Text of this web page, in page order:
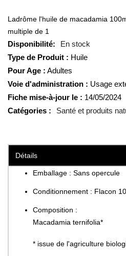
Ladrôme l'huile de macadamia
multiple de 1
En stock
Type de Produit : Huile
Pour Age : Adultes
Voie d'administration : Usage
Fiche mise-à-jour le : 14/05/2024
Catégories :
Santé et produits
Détails
Emballage : Sans opercule
Conditionnement : Flacon
Composition :
Macadamia ternifolia*
* issue de l'agriculture